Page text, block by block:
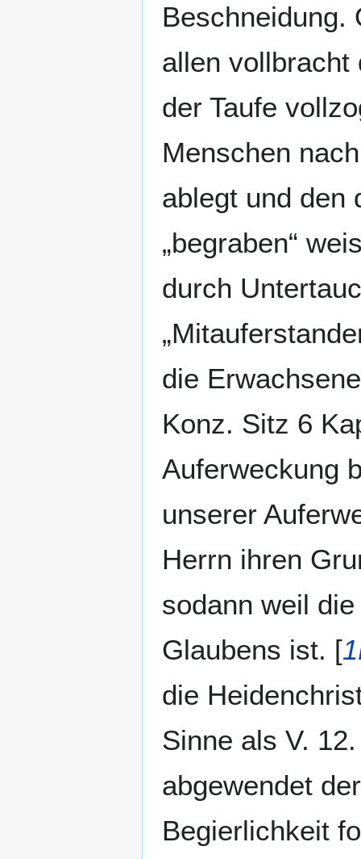
Beschneidung.
allen vollbracht
der Taufe
Menschen
ablegt und den
„begraben“
durch
die
Konz. Sitz 6
Auferweckung
unserer
Herrn ihren
sodann weil
Glaubens ist. [
die
Sinne als V.
abgewendet
Begierlichkeit